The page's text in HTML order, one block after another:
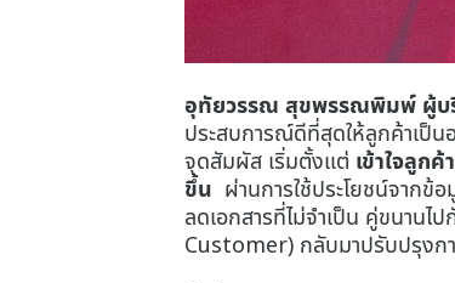
อุทัยวรรณ สุขพรรณพิมพ์ ผู้บริ
ประสบการณ์ดีที่สุดให้ลูกค้าเป็น
จุดสัมผัส เริ่มตั้งแต่ เข้าใจลูกค้า
ขึ้น ผ่านการใช้ประโยชน์จากข้
ลดเอกสารที่ไม่จำเป็น คู่ขนานไป
Customer) กลับมาปรับปรุงกา